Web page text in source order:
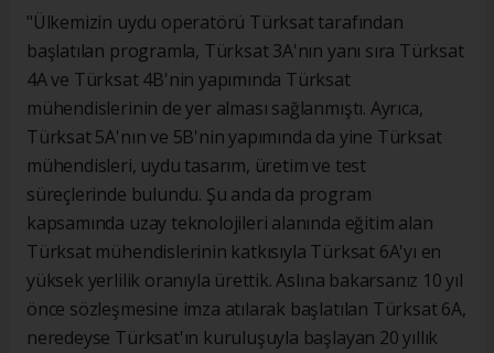
"Ülkemizin uydu operatörü Türksat tarafından
başlatılan programla, Türksat 3A'nın yanı sıra Türksat
4A ve Türksat 4B'nin yapımında Türksat
mühendislerinin de yer alması sağlanmıştı. Ayrıca,
Türksat 5A'nın ve 5B'nin yapımında da yine Türksat
mühendisleri, uydu tasarım, üretim ve test
süreçlerinde bulundu. Şu anda da program
kapsamında uzay teknolojileri alanında eğitim alan
Türksat mühendislerinin katkısıyla Türksat 6A'yı en
yüksek yerlilik oranıyla ürettik. Aslına bakarsanız 10 yıl
önce sözleşmesine imza atılarak başlatılan Türksat 6A,
neredeyse Türksat'ın kuruluşuyla başlayan 20 yıllık